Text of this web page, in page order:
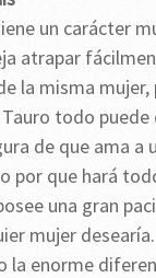
un carácter
atrapar
la misma mujer,
todo puede
de que ama a
por que hará
una gran
mujer desearía.
la enorme